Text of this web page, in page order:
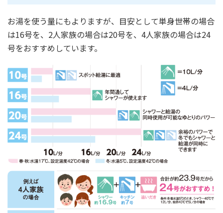
お湯を使う量にもよりますが、目安として単身世帯の場合
は16号を、2人家族の場合は20号を、4人家族の場合は24
号をおすすめしています。